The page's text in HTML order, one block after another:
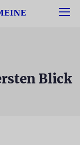
Blick